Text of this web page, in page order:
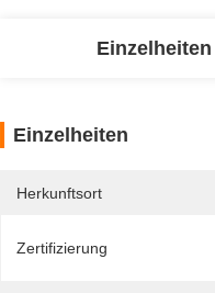
Einzelheiten
Einzelheiten
Herkunftsort
Zertifizierung